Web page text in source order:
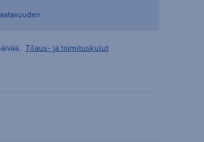
Tilaus- ja toimituskulut